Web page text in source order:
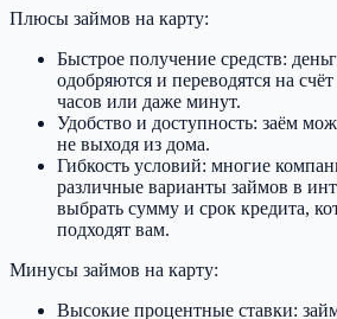
Плюсы займов на карту:
Быстрое получение средств:
одобряются и переводятся на
часов или даже минут.
Удобство и доступность: заём
не выходя из дома.
Гибкость условий: многие
различные варианты займов в
выбрать сумму и срок кредита,
подходят вам.
Минусы займов на карту:
Высокие процентные ставки: